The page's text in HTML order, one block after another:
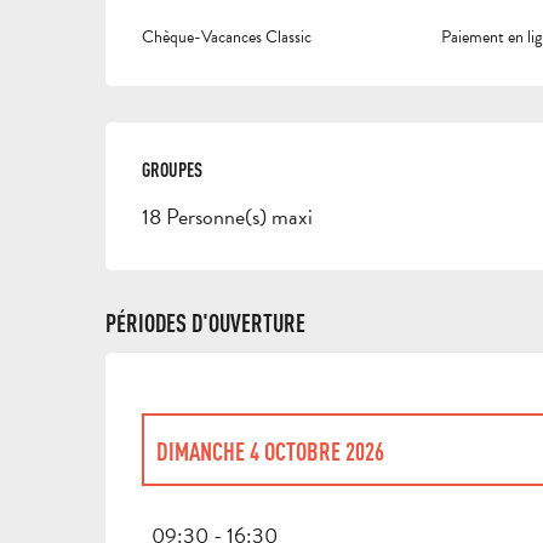
Chèque-Vacances Classic Paiement en
GROUPES
GROUPES
18 Personne(s) maxi
PÉRIODES D'OUVERTURE
DIMANCHE 4 OCTOBRE 2026
DIMANCHE 25 OCTOBRE 2026
09:30 - 16:30